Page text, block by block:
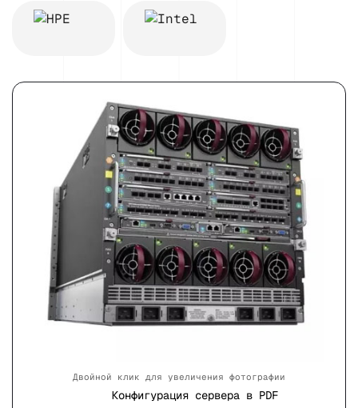
Двойной клик для увеличения фотографии
Конфигурация сервера в PDF